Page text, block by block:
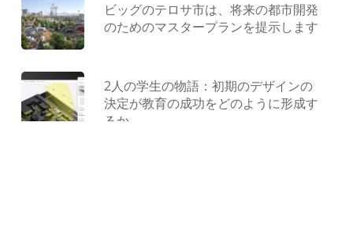
ビッグのテロサ市は、将来の都市開発
のためのマスタープランを提示します
2人の学生の物語：初期のデザインの
決定が教育の成功をどのように形成す
るか